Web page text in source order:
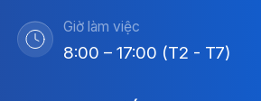
Giờ làm việc
8:00 – 17:00 (T2 - T7)